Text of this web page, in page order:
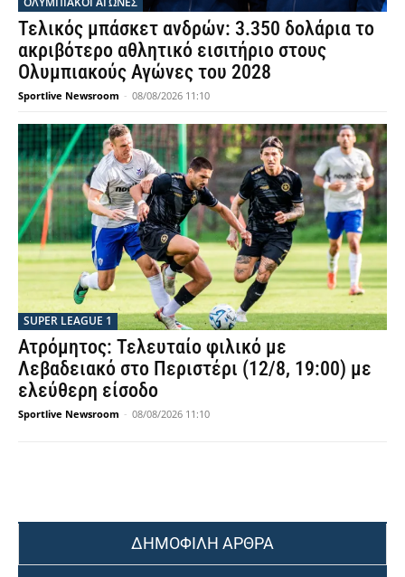
Τελικός μπάσκετ ανδρών: 3.350 δολάρια το
ακριβότερο αθλητικό εισιτήριο στους
Ολυμπιακούς Αγώνες του 2028
Sportlive Newsroom - 08/08/2026 11:10
SUPER LEAGUE 1
Ατρόμητος: Τελευταίο φιλικό με
Λεβαδειακό στο Περιστέρι (12/8, 19:00) με
ελεύθερη είσοδο
Sportlive Newsroom - 08/08/2026 11:10
ΔΗΜΟΦΙΛΗ ΑΡΘΡΑ